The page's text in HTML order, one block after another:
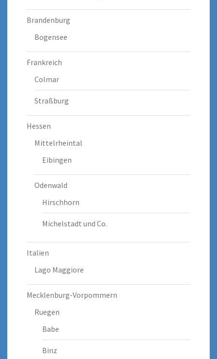
Brandenburg
Bogensee
Frankreich
Colmar
Straßburg
Hessen
Mittelrheintal
Eibingen
Odenwald
Hirschhorn
Michelstadt und Co.
Italien
Lago Maggiore
Mecklenburg-Vorpommern
Ruegen
Babe
Binz